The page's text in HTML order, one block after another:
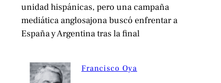
unidad hispánicas, pero una campaña
mediática anglosajona buscó enfrentar a
España y Argentina tras la final
Francisco Oya